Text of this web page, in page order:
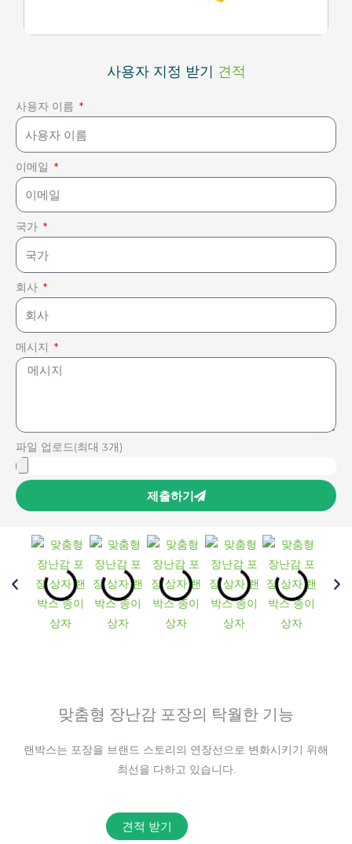
사용자 지정 받기 견적
사용자 이름
이메일
국가
회사
메시지
파일 업로드(최대 3개)
제출하기
맞춤형 장난감 포장의 탁월한 기능
랜박스는 포장을 브랜드 스토리의 연장선으로 변화시키기 위해
최선을 다하고 있습니다.
견적 받기